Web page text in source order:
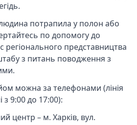
потрапила у полон або
по допомогу до
регіонального представництва
з питань поводження з
можна за телефонами (лінія
з 9:00 до 17:00):
центр – м. Харків, вул.